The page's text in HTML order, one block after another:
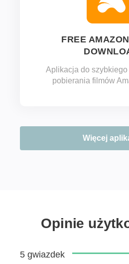
FREE
Aplikacja do szybkiego
pobierania filmów
Więcej
Opinie
5 gwiazdek